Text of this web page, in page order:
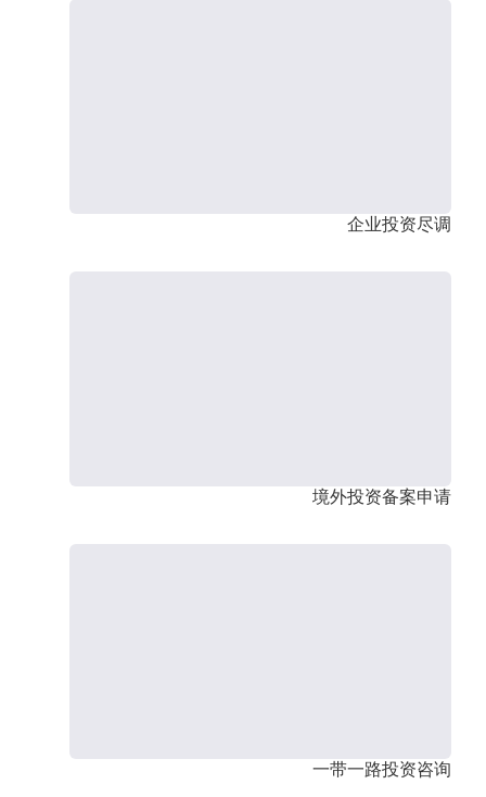
企业投资尽调
境外投资备案申请
一带一路投资咨询